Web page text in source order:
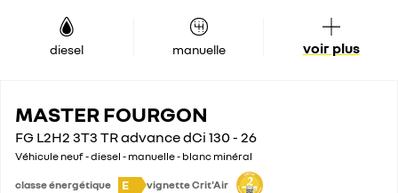
diesel manuelle voir plus
MASTER FOURGON
FG L2H2 3T3 TR advance dCi 130 - 26
Véhicule neuf - diesel - manuelle - blanc minéral
classe énergétique E vignette Crit'Air